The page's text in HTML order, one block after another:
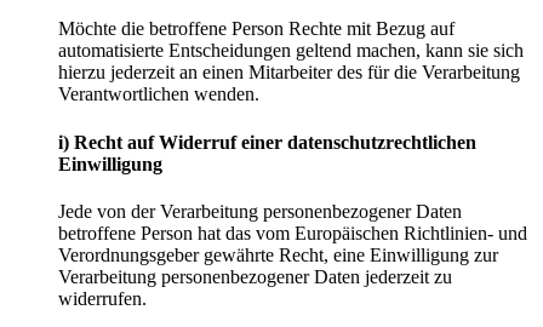
Möchte die betroffene Person Rechte mit Bezug auf
automatisierte Entscheidungen geltend machen, kann sie sich
hierzu jederzeit an einen Mitarbeiter des für die Verarbeitung
Verantwortlichen wenden.
i) Recht auf Widerruf einer datenschutzrechtlichen
Einwilligung
Jede von der Verarbeitung personenbezogener Daten
betroffene Person hat das vom Europäischen Richtlinien- und
Verordnungsgeber gewährte Recht, eine Einwilligung zur
Verarbeitung personenbezogener Daten jederzeit zu
widerrufen.